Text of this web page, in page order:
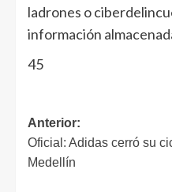
ladrones o
información
45
Anterior:
Oficial: Adidas cerró su
Medellín